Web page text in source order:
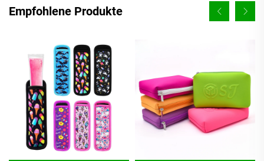
Empfohlene Produkte